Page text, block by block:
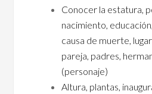
Conocer la estatura,
nacimiento,
causa de muerte,
pareja, padres,
(personaje)
Altura, plantas,